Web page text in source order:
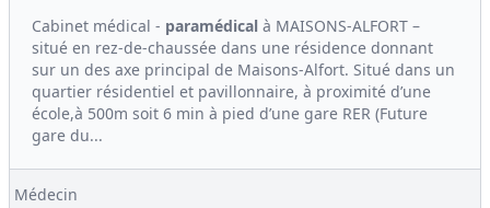
Cabinet médical - paramédical à MAISONS-ALFORT –
situé en rez-de-chaussée dans une résidence donnant
sur un des axe principal de Maisons-Alfort. Situé dans un
quartier résidentiel et pavillonnaire, à proximité d’une
école,à 500m soit 6 min à pied d’une gare RER (Future
gare du...
Médecin